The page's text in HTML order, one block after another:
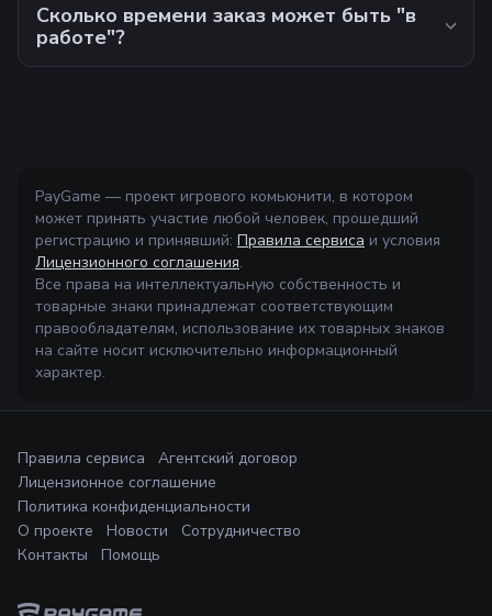
Сколько времени заказ может быть "в
работе"?
PayGame — проект игрового комьюнити, в котором
может принять участие любой человек, прошедший
регистрацию и принявший: Правила сервиса и условия
Лицензионного соглашения.
Все права на интеллектуальную собственность и
товарные знаки принадлежат соответствующим
правообладателям, использование их товарных знаков
на сайте носит исключительно информационный
характер.
Правила сервиса
Агентский договор
Лицензионное соглашение
Политика конфиденциальности
О проекте
Новости
Сотрудничество
Контакты
Помощь